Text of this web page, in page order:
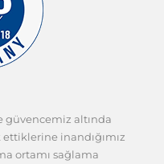
güvencemiz altında
inandığımız
ortamı sağlama